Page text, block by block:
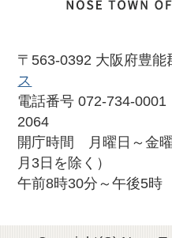
〒563-0392 大阪府豊
ス
電話番号 072-734-
2064
開庁時間 月曜日～金
月3日を除く）
午前8時30分～午後5時